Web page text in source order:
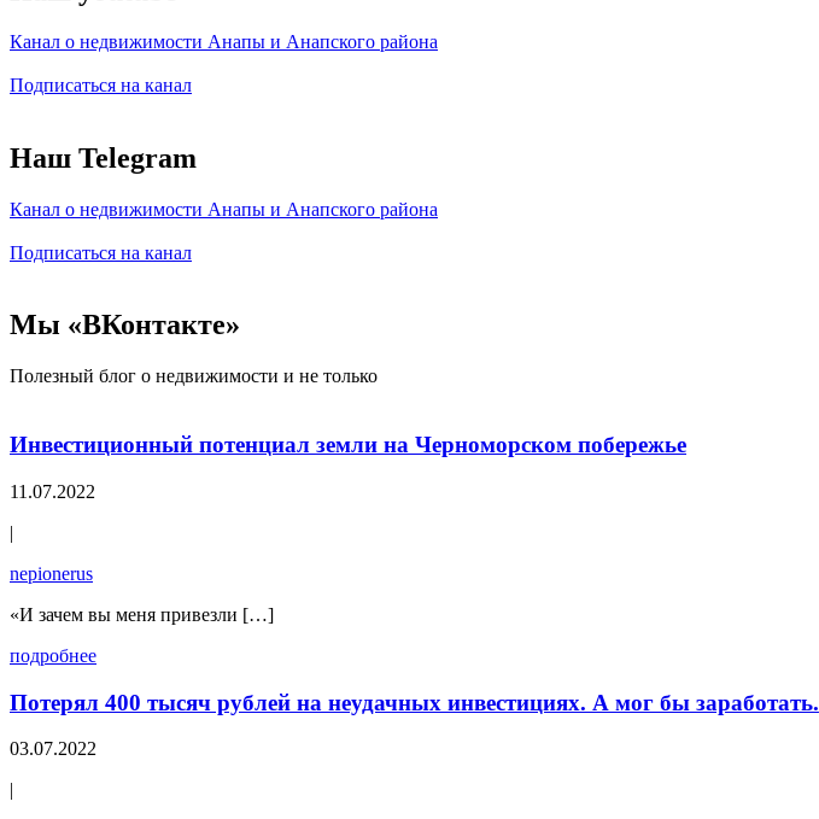
Канал о недвижимости Анапы и Анапского района
Подписаться на канал
Наш Telegram
Канал о недвижимости Анапы и Анапского района
Подписаться на канал
Мы «ВКонтакте»
Полезный блог о недвижимости и не только
Инвестиционный потенциал земли на Черноморском побережье
11.07.2022
|
nepionerus
«И зачем вы меня привезли […]
подробнее
Потерял 400 тысяч рублей на неудачных инвестициях. А мог бы заработать.
03.07.2022
|